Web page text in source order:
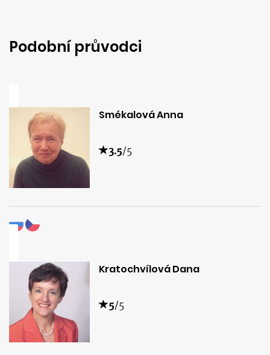
Podobní průvodci
Smékalová Anna
3.5/5
Kratochvílová Dana
5/5